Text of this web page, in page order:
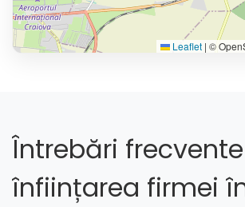
Leaflet | ©
Întrebări
înființarea firmei